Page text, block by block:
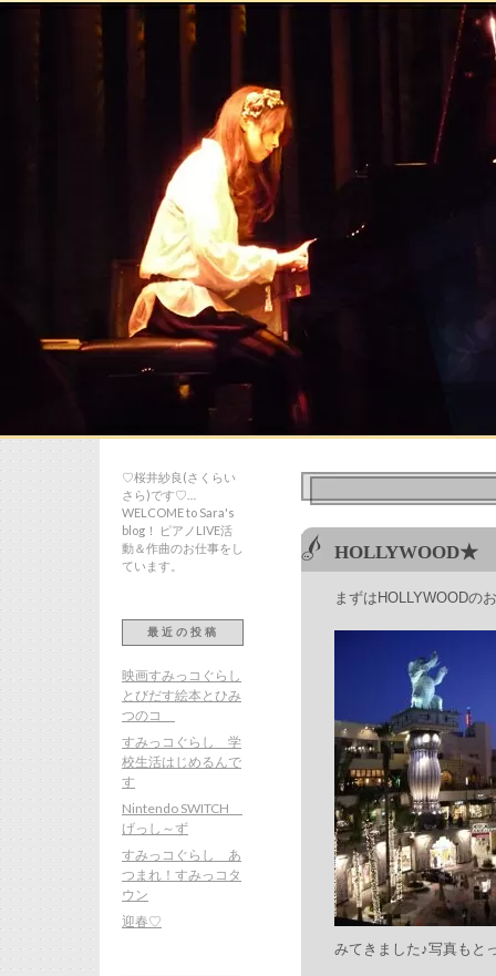
HOLLYWOOD★
まずはHOLLYWOODの
みてきました♪写真もと
♡桜井紗良(さくらい
さら)です♡…
WELCOME to Sara's
blog！ ピアノLIVE活
動＆作曲のお仕事をし
ています。
最近の投稿
映画すみっコぐらし
とびだす絵本とひみ
つのコ
すみっコぐらし 学
校生活はじめるんで
す
Nintendo SWITCH
げっし～ず
すみっコぐらし あ
つまれ！すみっコタ
ウン
迎春♡